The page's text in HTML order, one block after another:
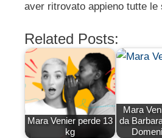
aver ritrovato appieno tutte le
Related Posts:
Mara Venier perde 13
kg
Mara
da